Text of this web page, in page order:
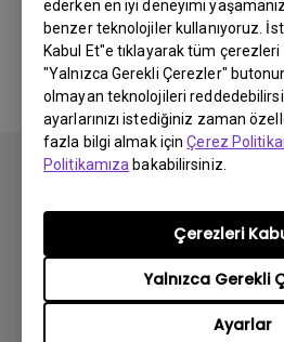
ederken en iyi deneyimi
benzer teknolojiler kullanıyoruz.
Kabul Et"e tıklayarak tüm
"Yalnızca Gerekli Çerezler"
olmayan teknolojileri
ayarlarınızı istediğiniz zaman
fazla bilgi almak içinÇerez
Politikamıza bakabilirsiniz.
Ayarlar
Yalnızca Gerekli
Çerezleri
İlgili
Abone olun